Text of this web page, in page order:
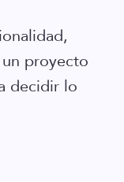
proyecto
decidir lo